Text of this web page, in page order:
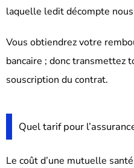
laquelle ledit décompte
Vous obtiendrez votre
bancaire ; donc transmettez
souscription du contrat.
Quel tarif pour
Le coût d’une mutuelle